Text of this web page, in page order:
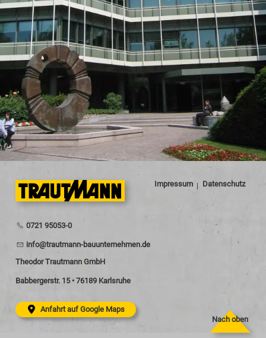
0721 95053-0
nf tr tm nn-b nt rn hm n d
Theodor Trautmann GmbH
Babbergerstr. 15 • 76189 Karlsruhe
Anfahrt auf Google Maps
Impressum Datenschutz
Nach oben